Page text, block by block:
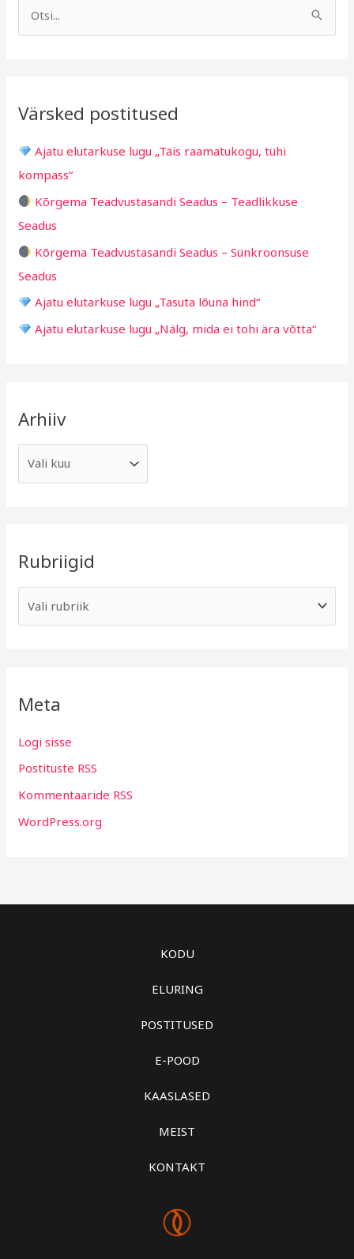
c
o
r
:
Värsked postitused
Ajatu elutarkuse lugu „Täis raamatukogu, tühi
kompass“
Kõrgema Teadvustasandi Seadus – Teadlikkuse
Seadus
Kõrgema Teadvustasandi Seadus – Sünkroonsuse
Seadus
Ajatu elutarkuse lugu „Tasuta lõuna hind“
Ajatu elutarkuse lugu „Nälg, mida ei tohi ära võtta“
Arhiiv
Rubriigid
g
i
d
Meta
Logi sisse
Postituste RSS
Kommentaaride RSS
WordPress.org
KODU
ELURING
POSTITUSED
E-POOD
KAASLASED
MEIST
KONTAKT